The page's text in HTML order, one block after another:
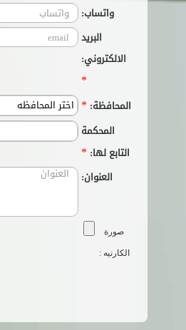
واتساب:
البريد
الالكتروني:
*
المحافظة: * اختر المحافظه
المحكمة
التابع لها: *
العنوان:
صورة
الكارنيه :